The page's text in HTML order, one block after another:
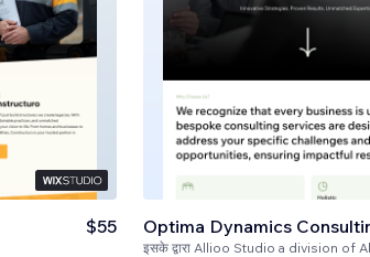
$55 Optima Dynamics
इसके द्वारा Allioo Studio a division of